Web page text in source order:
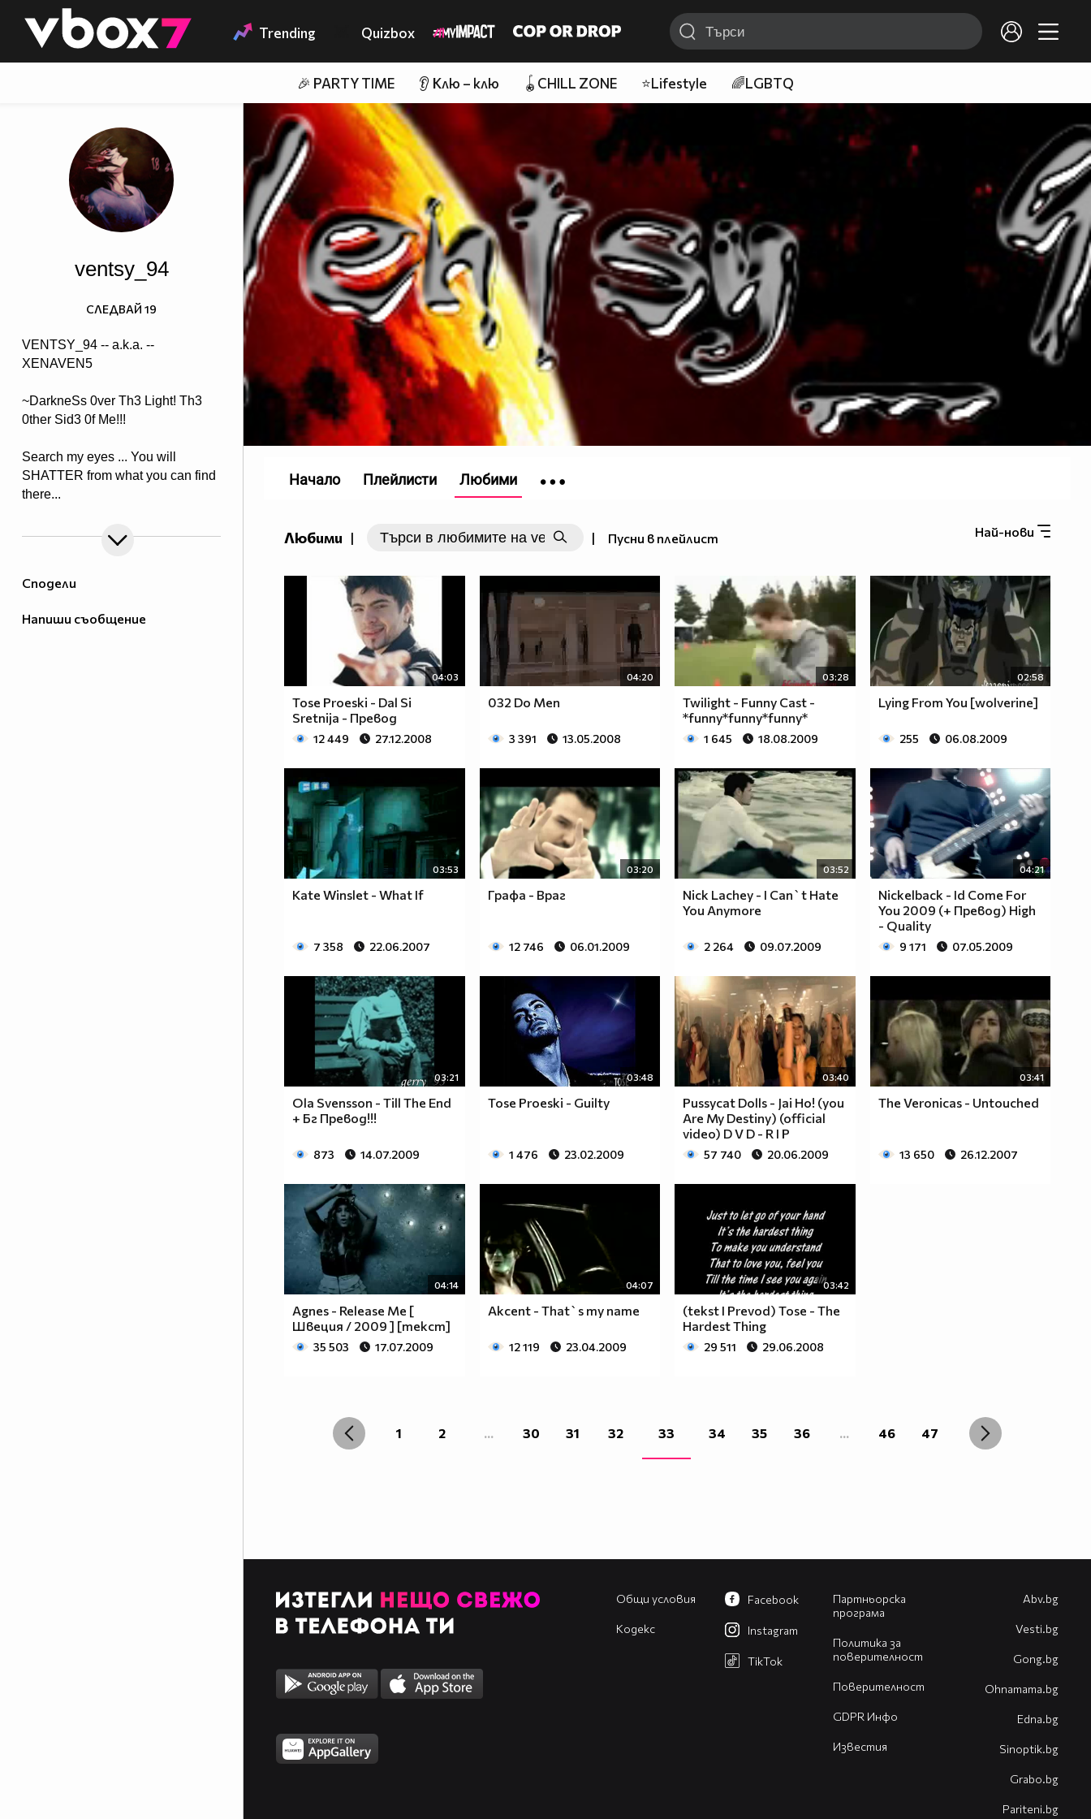
👾 Trending Quizbox
🎉 PARTY TIME 👂 Клю – клю 🪀CHILL ZONE ⭐Lifestyle 🌈LGBTQ
Сподели
Напиши съобщение
ventsy_94
VENTSY_94 -- a.k.a. --
XENAVEN5
~DarkneSs 0ver Th3 Light! Th3
0ther Sid3 0f Me!!!
Search my eyes ... You will
SHATTER from what you can find
there...
СЛЕДВАЙ 19
Любими | | Пусни в плейлист Най-нови
04:03
Tose Proeski - Dal Si
Sretnija - Превод
12 449 27.12.2008
04:20
032 Do Men
3 391 13.05.2008
03:28
Twilight - Funny Cast -
*funny*funny*funny*
1 645 18.08.2009
02:58
Lying From You [wolverine]
255 06.08.2009
03:53
Kate Winslet - What If
7 358 22.06.2007
03:20
Графа - Враг
12 746 06.01.2009
03:52
Nick Lachey - I Can`t Hate
You Anymore
2 264 09.07.2009
04:21
Nickelback - Id Come For
You 2009 (+ Превод) High
- Quality
9 171 07.05.2009
03:21
Ola Svensson - Till The End
+ Бг Превод!!!
873 14.07.2009
03:48
Tose Proeski - Guilty
1 476 23.02.2009
03:40
Pussycat Dolls - Jai Ho! (you
Are My Destiny) (official
video) D V D - R I P
57 740 20.06.2009
03:41
The Veronicas - Untouched
13 650 26.12.2007
04:14
Agnes - Release Me [
Швеция / 2009 ] [текст]
35 503 17.07.2009
04:07
Akcent - That`s my name
12 119 23.04.2009
03:42
(tekst I Prevod) Tose - The
Hardest Thing
29 511 29.06.2008
1 2 ... 30 31 32 33 34 35 36 ... 46 47
Начало Плейлисти Любими
Общи условия
Кодекс
Партньорска
програма
Политика за
поверителност
Поверителност
GDPR Инфо
Известия
Facebook
Instagram
TikTok
Abv.bg
Vesti.bg
Gong.bg
Оhnamama.bg
Edna.bg
Sinoptik.bg
Grabo.bg
Pariteni.bg